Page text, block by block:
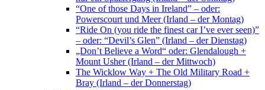
“One of those Days in Ireland” – oder:
Powerscourt und Meer (Irland – der Montag)
“Ride On (you ride the finest car I’ve ever seen)”
– oder: “Devil’s Glen” (Irland – der Dienstag)
„Don’t Believe a Word“ oder: Glendalough +
Mount Usher (Irland – der Mittwoch)
The Wicklow Way + The Old Military Road +
Bray (Irland – der Donnerstag)